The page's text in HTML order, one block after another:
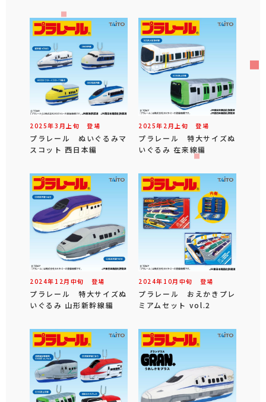
2025年3 月 上旬 登場
プラレール ぬいぐるみマ
スコット 西日本編
2025年 2 月 上旬 登場
プラレール 特大サイズぬ
いぐるみ 在来線編
2024年 12 月 中旬 登場
プラレール 特大サイズぬ
いぐるみ 山形新幹線編
2024年 10月 中旬 登場
プラレール おえかきプレ
ミアムセット vol.2